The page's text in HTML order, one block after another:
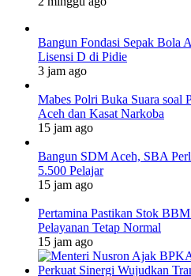
Bangun Fondasi Sepak Bola
Lisensi D di Pidie
3 jam ago
Mabes Polri Buka Suara soal
Aceh dan Kasat Narkoba
15 jam ago
Bangun SDM Aceh, SBA
5.500 Pelajar
15 jam ago
Pertamina Pastikan Stok
Pelayanan Tetap Normal
15 jam ago